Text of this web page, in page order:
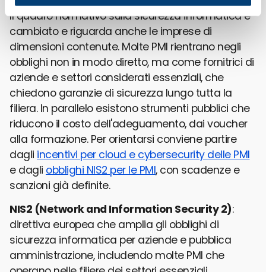
Il quadro normativo sulla sicurezza informatica è
cambiato e riguarda anche le imprese di
dimensioni contenute. Molte PMI rientrano negli
obblighi non in modo diretto, ma come fornitrici di
aziende e settori considerati essenziali, che
chiedono garanzie di sicurezza lungo tutta la
filiera. In parallelo esistono strumenti pubblici che
riducono il costo dell'adeguamento, dai voucher
alla formazione. Per orientarsi conviene partire
dagli incentivi per cloud e cybersecurity delle PMI
e dagli obblighi NIS2 per le PMI, con scadenze e
sanzioni già definite.
NIS2 (Network and Information Security 2):
direttiva europea che amplia gli obblighi di
sicurezza informatica per aziende e pubblica
amministrazione, includendo molte PMI che